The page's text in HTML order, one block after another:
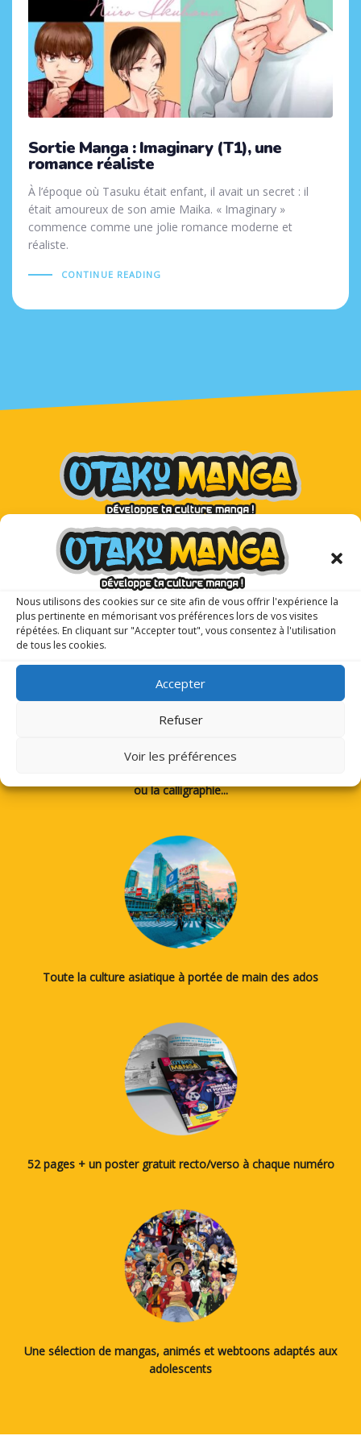
Nous utilisons des cookies sur ce site afin de vous offrir l'expérience la
plus pertinente en mémorisant vos préférences lors de vos visites
répétées. En cliquant sur "Accepter tout", vous consentez à l'utilisation
de tous les cookies.
Accepter
Refuser
Voir les préférences
Sortie Manga : Imaginary (T1), une
romance réaliste
À l’époque où Tasuku était enfant, il avait un secret : il
était amoureux de son amie Maika. « Imaginary »
commence comme une jolie romance moderne et
réaliste.
CONTINUE READING
Otaku Manga : le premier
magazine manga pour les ados !
ou la calligraphie...
Toute la culture asiatique à portée de main des ados
52 pages + un poster gratuit recto/verso à chaque numéro
Une sélection de mangas, animés et webtoons adaptés aux
adolescents